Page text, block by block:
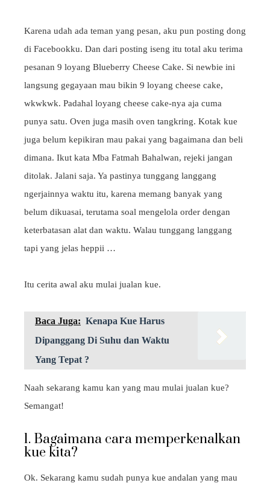
Karena udah ada teman yang pesan, aku pun posting dong
di Facebookku. Dan dari posting iseng itu total aku terima
pesanan 9 loyang Blueberry Cheese Cake. Si newbie ini
langsung gegayaan mau bikin 9 loyang cheese cake,
wkwkwk. Padahal loyang cheese cake-nya aja cuma
punya satu. Oven juga masih oven tangkring. Kotak kue
juga belum kepikiran mau pakai yang bagaimana dan beli
dimana. Ikut kata Mba Fatmah Bahalwan, rejeki jangan
ditolak. Jalani saja. Ya pastinya tunggang langgang
ngerjainnya waktu itu, karena memang banyak yang
belum dikuasai, terutama soal mengelola order dengan
keterbatasan alat dan waktu. Walau tunggang langgang
tapi yang jelas heppii …
Itu cerita awal aku mulai jualan kue.
Baca Juga: Kenapa Kue Harus
Dipanggang Di Suhu dan Waktu
Yang Tepat ?
Naah sekarang kamu kan yang mau mulai jualan kue?
Semangat!
1. Bagaimana cara memperkenalkan
kue kita?
Ok. Sekarang kamu sudah punya kue andalan yang mau